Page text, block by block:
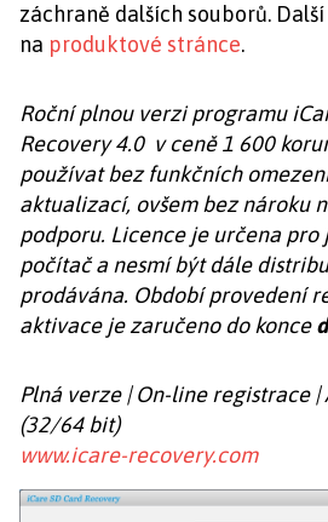
záchraně dalších souborů.
na produktové stránce.
Roční plnou verzi programu
Recovery 4.0 v ceně 1 600
používat bez funkčních
aktualizací, ovšem bez nároku
podporu. Licence je určena pro
počítač a nesmí být dále
prodávána. Období provedení
aktivace je zaručeno do konce
Plná verze | On-line registrace |
(32/64 bit)
www.icare-recovery.com